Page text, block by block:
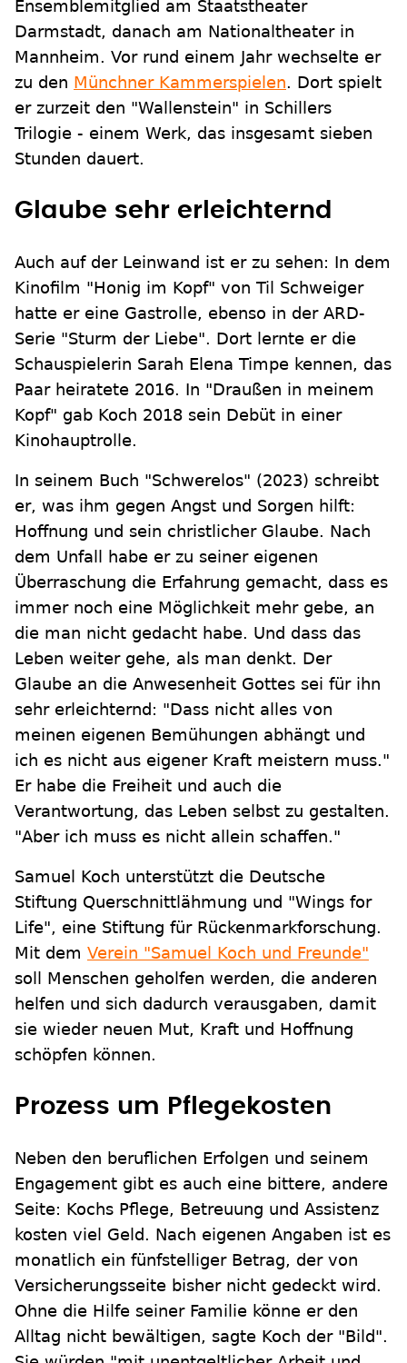
Ensemblemitglied am Staatstheater
Darmstadt, danach am Nationaltheater in
Mannheim. Vor rund einem Jahr wechselte er
zu den Münchner Kammerspielen. Dort spielt
er zurzeit den "Wallenstein" in Schillers
Trilogie - einem Werk, das insgesamt sieben
Stunden dauert.
Glaube sehr erleichternd
Auch auf der Leinwand ist er zu sehen: In dem
Kinofilm "Honig im Kopf" von Til Schweiger
hatte er eine Gastrolle, ebenso in der ARD-
Serie "Sturm der Liebe". Dort lernte er die
Schauspielerin Sarah Elena Timpe kennen, das
Paar heiratete 2016. In "Draußen in meinem
Kopf" gab Koch 2018 sein Debüt in einer
Kinohauptrolle.
In seinem Buch "Schwerelos" (2023) schreibt
er, was ihm gegen Angst und Sorgen hilft:
Hoffnung und sein christlicher Glaube. Nach
dem Unfall habe er zu seiner eigenen
Überraschung die Erfahrung gemacht, dass es
immer noch eine Möglichkeit mehr gebe, an
die man nicht gedacht habe. Und dass das
Leben weiter gehe, als man denkt. Der
Glaube an die Anwesenheit Gottes sei für ihn
sehr erleichternd: "Dass nicht alles von
meinen eigenen Bemühungen abhängt und
ich es nicht aus eigener Kraft meistern muss."
Er habe die Freiheit und auch die
Verantwortung, das Leben selbst zu gestalten.
"Aber ich muss es nicht allein schaffen."
Samuel Koch unterstützt die Deutsche
Stiftung Querschnittlähmung und "Wings for
Life", eine Stiftung für Rückenmarkforschung.
Mit dem Verein "Samuel Koch und Freunde"
soll Menschen geholfen werden, die anderen
helfen und sich dadurch verausgaben, damit
sie wieder neuen Mut, Kraft und Hoffnung
schöpfen können.
Prozess um Pflegekosten
Neben den beruflichen Erfolgen und seinem
Engagement gibt es auch eine bittere, andere
Seite: Kochs Pflege, Betreuung und Assistenz
kosten viel Geld. Nach eigenen Angaben ist es
monatlich ein fünfstelliger Betrag, der von
Versicherungsseite bisher nicht gedeckt wird.
Ohne die Hilfe seiner Familie könne er den
Alltag nicht bewältigen, sagte Koch der "Bild".